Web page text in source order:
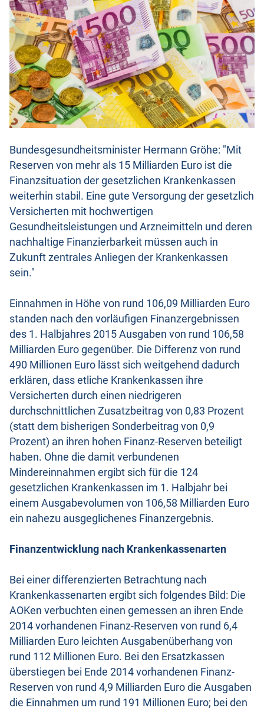
Bundesgesundheitsminister Hermann Gröhe: "Mit
Reserven von mehr als 15 Milliarden Euro ist die
Finanzsituation der gesetzlichen Krankenkassen
weiterhin stabil. Eine gute Versorgung der gesetzlich
Versicherten mit hochwertigen
Gesundheitsleistungen und Arzneimitteln und deren
nachhaltige Finanzierbarkeit müssen auch in
Zukunft zentrales Anliegen der Krankenkassen
sein."
Einnahmen in Höhe von rund 106,09 Milliarden Euro
standen nach den vorläufigen Finanzergebnissen
des 1. Halbjahres 2015 Ausgaben von rund 106,58
Milliarden Euro gegenüber. Die Differenz von rund
490 Millionen Euro lässt sich weitgehend dadurch
erklären, dass etliche Krankenkassen ihre
Versicherten durch einen niedrigeren
durchschnittlichen Zusatzbeitrag von 0,83 Prozent
(statt dem bisherigen Sonderbeitrag von 0,9
Prozent) an ihren hohen Finanz-Reserven beteiligt
haben. Ohne die damit verbundenen
Mindereinnahmen ergibt sich für die 124
gesetzlichen Krankenkassen im 1. Halbjahr bei
einem Ausgabevolumen von 106,58 Milliarden Euro
ein nahezu ausgeglichenes Finanzergebnis.
Finanzentwicklung nach Krankenkassenarten
Bei einer differenzierten Betrachtung nach
Krankenkassenarten ergibt sich folgendes Bild: Die
AOKen verbuchten einen gemessen an ihren Ende
2014 vorhandenen Finanz-Reserven von rund 6,4
Milliarden Euro leichten Ausgabenüberhang von
rund 112 Millionen Euro. Bei den Ersatzkassen
überstiegen bei Ende 2014 vorhandenen Finanz-
Reserven von rund 4,9 Milliarden Euro die Ausgaben
die Einnahmen um rund 191 Millionen Euro; bei den